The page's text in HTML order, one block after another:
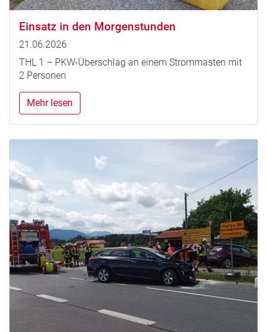
Einsatz in den Morgenstunden
21.06.2026
THL 1 – PKW-Überschlag an einem Strommasten mit
2 Personen
Mehr lesen